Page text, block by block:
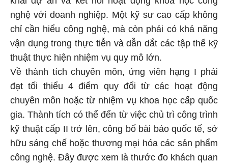
nghệ với doanh nghiệp. Một kỹ sư cao cấp không
chỉ cần hiểu công nghệ, mà còn phải có khả năng
vận dụng trong thực tiễn và dẫn dắt các tập thể kỹ
thuật thực hiện nhiệm vụ quy mô lớn.
Về thành tích chuyên môn, ứng viên hạng I phải
đạt tối thiểu 4 điểm quy đổi từ các hoạt động
chuyên môn hoặc từ nhiệm vụ khoa học cấp quốc
gia. Thành tích có thể đến từ việc chủ trì công trình
kỹ thuật cấp II trở lên, công bố bài báo quốc tế, sở
hữu sáng chế hoặc thương mại hóa các sản phẩm
công nghệ. Đây được xem là thước đo khách quan